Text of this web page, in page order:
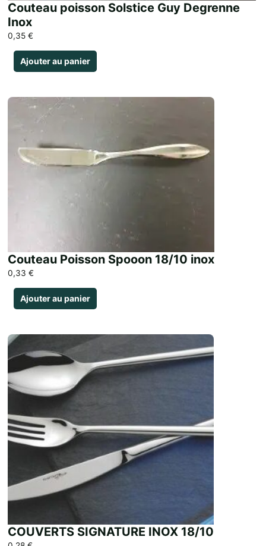
Couteau poisson Solstice Guy Degrenne
Inox
0,35 €
Ajouter au panier
Couteau Poisson Spooon 18/10 inox
0,33 €
Ajouter au panier
COUVERTS SIGNATURE INOX 18/10